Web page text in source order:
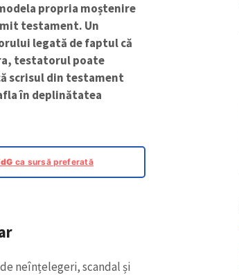
propria moștenire
testament. Un
legată de faptul că
testatorul poate
scrisul din testament
în deplinătatea
ca sursă preferată
neînțelegeri, scandal și